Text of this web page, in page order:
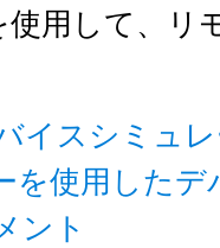
使用して、
イスシミュ
を使用した
ント